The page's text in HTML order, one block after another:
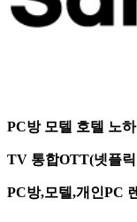
PC방 모텔 호텔 노
TV 통합OTT(넷플
PC방,모텔,개인PC